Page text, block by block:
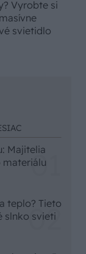
Vyrobte si
svietidlo
Majitelia
materiálu
teplo? Tieto
slnko svieti